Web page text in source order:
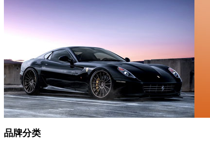
品牌分类